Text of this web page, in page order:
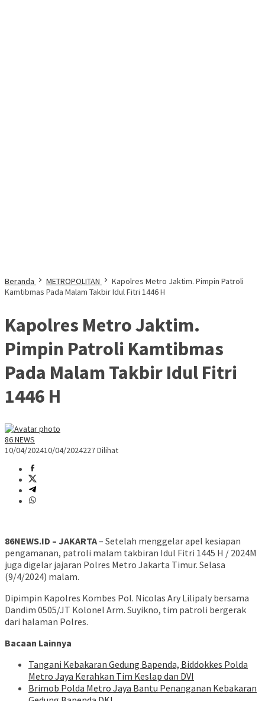
Beranda METROPOLITAN
Kapolres Metro Jaktim. Pimpin Patroli
Kamtibmas Pada Malam Takbir Idul Fitri 1446 H
Kapolres Metro Jaktim.
Pimpin Patroli Kamtibmas
Pada Malam Takbir Idul Fitri
1446 H
86 NEWS
10/04/202410/04/2024227 Dilihat
86NEWS.ID – JAKARTA– Setelah menggelar apel kesiapan
pengamanan, patroli malam takbiran Idul Fitri 1445 H / 2024M
juga digelar jajaran Polres Metro Jakarta Timur. Selasa
(9/4/2024) malam.
Dipimpin Kapolres Kombes Pol. Nicolas Ary Lilipaly bersama
Dandim 0505/JT Kolonel Arm. Suyikno, tim patroli bergerak
dari halaman Polres.
Bacaan Lainnya
Tangani Kebakaran Gedung Bapenda, Biddokkes Polda
Metro Jaya Kerahkan Tim Keslap dan DVI
Brimob Polda Metro Jaya Bantu Penanganan Kebakaran